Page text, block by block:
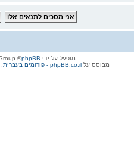
מופעל על-ידי phpBB
® Forum Software © phpBB Group
מבוסס עלphpBB.co.il - פורומים בעברית